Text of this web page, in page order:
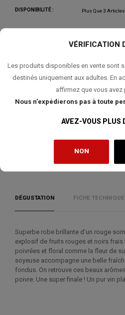
VÉRIFICATION
Les produits disponibles en vente sont
destinés uniquement aux adultes. En
affirmez que vous avez
Nous n'expédierons pas à toute
AVEZ-VOUS PLUS
NON
DISPONIBILITÉ : Plus Que 3 Articles
DÉGUSTATION FICHE TECHNIQUE
Superbe robe brillante d'un rouge
explosif de fruits rouges et noirs frais
poivrées et floral comme la fleur de
soyeuse accompagne une belle
fondus. On retrouve ces beaux
poivre. Une super finale ! Un pur vin